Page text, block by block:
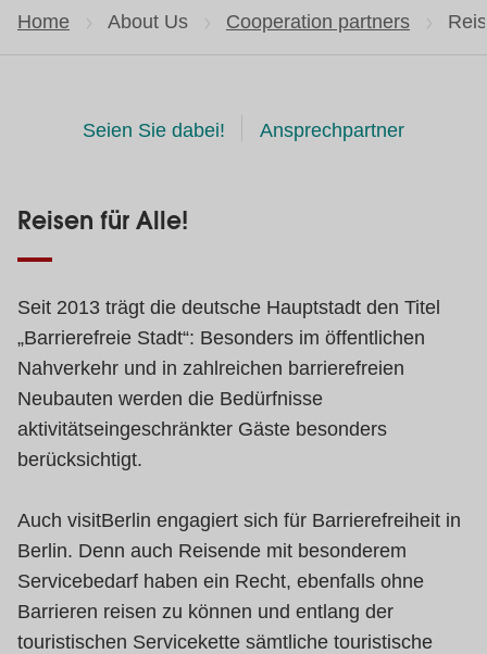
Home About Us Cooperation partners
Seien Sie dabei! Ansprechpartner
Reisen für Alle!
Seit 2013 trägt die deutsche Hauptstadt den Titel
„Barrierefreie Stadt“: Besonders im öffentlichen
Nahverkehr und in zahlreichen barrierefreien
Neubauten werden die Bedürfnisse
aktivitätseingeschränkter Gäste besonders
berücksichtigt.
Auch visitBerlin engagiert sich für Barrierefreiheit in
Berlin. Denn auch Reisende mit besonderem
Servicebedarf haben ein Recht, ebenfalls ohne
Barrieren reisen zu können und entlang der
touristischen Servicekette sämtliche touristische